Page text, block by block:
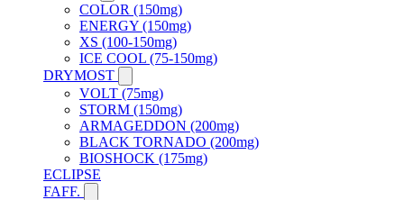
COLOR (150mg)
ENERGY (150mg)
XS (100-150mg)
ICE COOL (75-150mg)
DRYMOST
VOLT (75mg)
STORM (150mg)
ARMAGEDDON (200mg)
BLACK TORNADO (200mg)
BIOSHOCK (175mg)
ECLIPSE
FAFF.